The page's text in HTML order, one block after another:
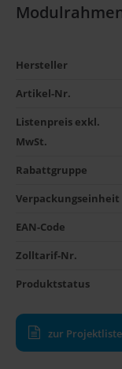
Hersteller
Artikel-Nr.
Listenpreis exkl.
MwSt.
Rabattgruppe
Verpackungseinheit
EAN-Code
Zolltarif-Nr.
Produktstatus
zur